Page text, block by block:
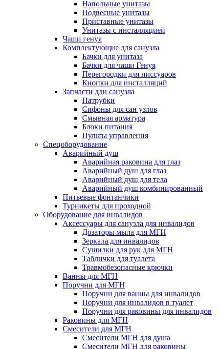
Напольные унитазы
Подвесные унитазы
Приставные унитазы
Унитазы с инсталляцией
Чаши генуя
Комплектующие для санузла
Бачки для унитаза
Бачки для чаши Генуя
Перегородки для писсуаров
Кнопки для инсталляций
Запчасти дли санузла
Патрубки
Сифоны для сан узлов
Смывная арматура
Блоки питания
Пульты управления
Спецоборудование
Аварийный душ
Аварийная раковина для глаз
Аварийный душ для глаз
Аварийный душ для тела
Аварийный душ комбинированный
Питьевые фонтанчики
Турникеты для проходной
Оборудование для инвалидов
Аксессуары для санузла для инвалидов
Дозаторы мыла для МГН
Зеркала для инвалидов
Сушилки для рук для МГН
Таблички для туалета
Травмобезопасные крючки
Ванны для МГН
Поручни для МГН
Поручни для ванны для инвалидов
Поручни для инвалидов в туалет
Поручни для раковины для инвалидов
Раковины для МГН
Смесители для МГН
Смесители МГН для душа
Смесители МГН для раковины